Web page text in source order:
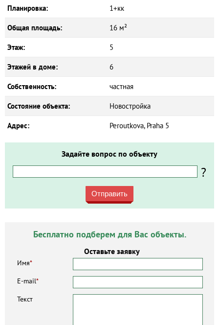
Планировка: 1+кк
Общая площадь: 16 м²
Этаж: 5
Этажей в доме: 6
Собственность: частная
Состояние объекта: Новостройка
Адрес: Peroutkova, Praha 5
Задайте вопрос по объекту
?
Отправить
Бесплатно подберем для Вас объекты.
Оставьте заявку
Имя*
E-mail*
Текст